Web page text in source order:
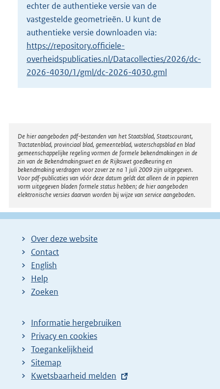
2
K
b
echter de authentieke versie van de
vastgestelde geometrieën. U kunt de
authentieke versie downloaden via:
https://repository.officiele-
overheidspublicaties.nl/Datacollecties/2026/dc-
2026-4030/1/gml/dc-2026-4030.gml
Disclaimer
De hier aangeboden pdf-bestanden van het Staatsblad, Staatscourant,
Tractatenblad, provinciaal blad, gemeenteblad, waterschapsblad en blad
gemeenschappelijke regeling vormen de formele bekendmakingen in de
zin van de Bekendmakingswet en de Rijkswet goedkeuring en
bekendmaking verdragen voor zover ze na 1 juli 2009 zijn uitgegeven.
Voor pdf-publicaties van vóór deze datum geldt dat alleen de in papieren
vorm uitgegeven bladen formele status hebben; de hier aangeboden
elektronische versies daarvan worden bij wijze van service aangeboden.
Over deze website
Contact
English
Help
Zoeken
Informatie hergebruiken
Privacy en cookies
Toegankelijkheid
Sitemap
E
Kwetsbaarheid melden